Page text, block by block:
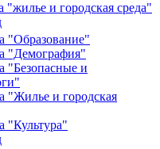
"жилье и городская среда"
"Образование"
"Демография"
"Безопасные и
"Жилье и городская
"Культура"